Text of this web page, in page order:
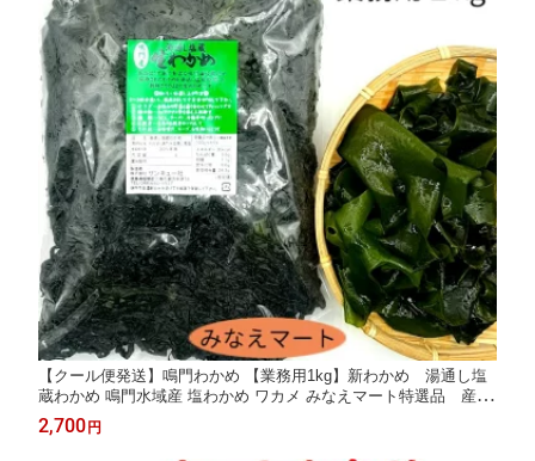
【クール便発送】鳴門わかめ 【業務用1kg】新わかめ 湯通し塩
蔵わかめ 鳴門水域産 塩わかめ ワカメ みなえマート特選品 産地
直送【サンキュー社】
2,700円